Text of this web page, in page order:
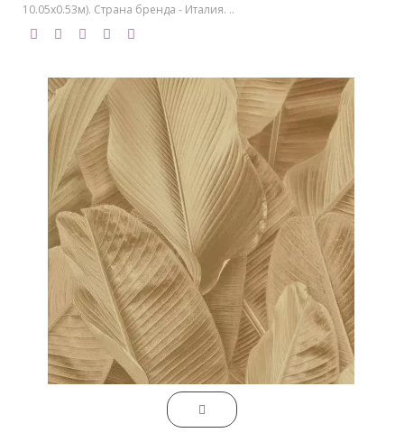
10.05х0.53м). Страна бренда - Италия. ..